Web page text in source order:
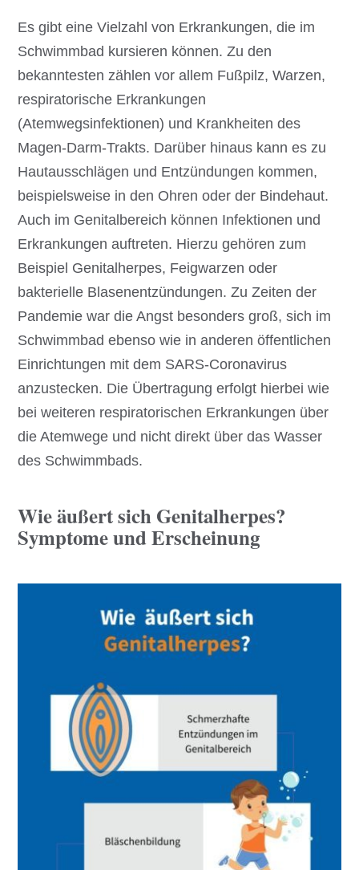
Es gibt eine Vielzahl von Erkrankungen, die im
Schwimmbad kursieren können. Zu den
bekanntesten zählen vor allem Fußpilz, Warzen,
respiratorische Erkrankungen
(Atemwegsinfektionen) und Krankheiten des
Magen-Darm-Trakts. Darüber hinaus kann es zu
Hautausschlägen und Entzündungen kommen,
beispielsweise in den Ohren oder der Bindehaut.
Auch im Genitalbereich können Infektionen und
Erkrankungen auftreten. Hierzu gehören zum
Beispiel Genitalherpes, Feigwarzen oder
bakterielle Blasenentzündungen. Zu Zeiten der
Pandemie war die Angst besonders groß, sich im
Schwimmbad ebenso wie in anderen öffentlichen
Einrichtungen mit dem SARS-Coronavirus
anzustecken. Die Übertragung erfolgt hierbei wie
bei weiteren respiratorischen Erkrankungen über
die Atemwege und nicht direkt über das Wasser
des Schwimmbads.
Wie äußert sich Genitalherpes?
Symptome und Erscheinung